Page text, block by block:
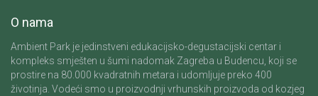
O nama
Ambient Park je jedinstveni edukacijsko-degustacijski centar i
kompleks smješten u šumi nadomak Zagreba u Budencu, koji se
prostire na 80.000 kvadratnih metara i udomljuje preko 400
životinja. Vodeći smo u proizvodnji vrhunskih proizvoda od kozjeg